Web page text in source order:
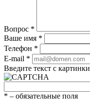
Вопрос *
Ваше имя *
Телефон *
E-mail *
Введите текст с картинки
* – обязательные поля